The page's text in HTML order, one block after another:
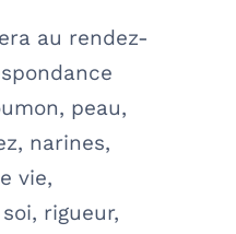
au rendez-
peau,
narines,
vie,
rigueur,